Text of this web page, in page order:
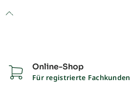
to top
Online-Shop
Für registrierte Fachkunden